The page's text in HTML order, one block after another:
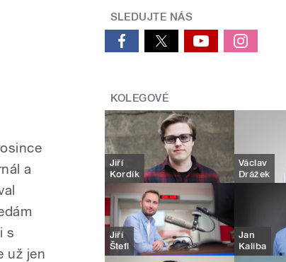
a
s
už jen
SLEDUJTE NÁS
KOLEGOVÉ
Jiří
Kordík
Václav
Drážek
Jiří
Štefl
Jan
Kaliba